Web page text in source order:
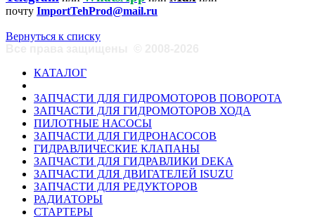
почту ImportTehProd@mail.ru
Вернуться к списку
КАТАЛОГ
ЗАПЧАСТИ ДЛЯ ГИДРОМОТОРОВ ПОВОРОТА
ЗАПЧАСТИ ДЛЯ ГИДРОМОТОРОВ ХОДА
ПИЛОТНЫЕ НАСОСЫ
ЗАПЧАСТИ ДЛЯ ГИДРОНАСОСОВ
ГИДРАВЛИЧЕСКИЕ КЛАПАНЫ
ЗАПЧАСТИ ДЛЯ ГИДРАВЛИКИ DEKA
ЗАПЧАСТИ ДЛЯ ДВИГАТЕЛЕЙ ISUZU
ЗАПЧАСТИ ДЛЯ РЕДУКТОРОВ
РАДИАТОРЫ
СТАРТЕРЫ